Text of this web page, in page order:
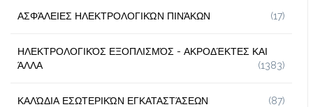
ΑΣΦΆΛΕΙΕΣ ΗΛΕΚΤΡΟΛΟΓΙΚΏΝ ΠΙΝΆΚΩΝ (17)
ΗΛΕΚΤΡΟΛΟΓΙΚΌΣ ΕΞΟΠΛΙΣΜΌΣ - ΑΚΡΟΔΈΚΤΕΣ ΚΑΙ
ΆΛΛΑ
(1383)
ΚΑΛΏΔΙΑ ΕΣΩΤΕΡΙΚΏΝ ΕΓΚΑΤΑΣΤΆΣΕΩΝ (87)